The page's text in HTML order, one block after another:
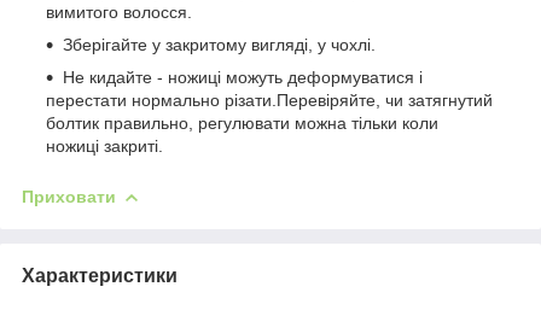
вимитого волосся.
Зберігайте у закритому вигляді, у чохлі.
Не кидайте - ножиці можуть деформуватися і
перестати нормально різати.Перевіряйте, чи затягнутий
болтик правильно, регулювати можна тільки коли
ножиці закриті.
Приховати
Характеристики